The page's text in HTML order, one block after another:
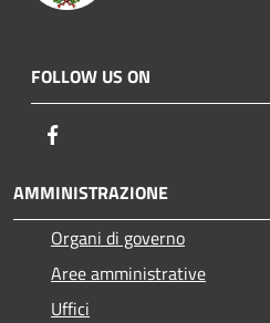
FOLLOW US ON
AMMINISTRAZIONE
Organi di governo
Aree amministrative
Uffici